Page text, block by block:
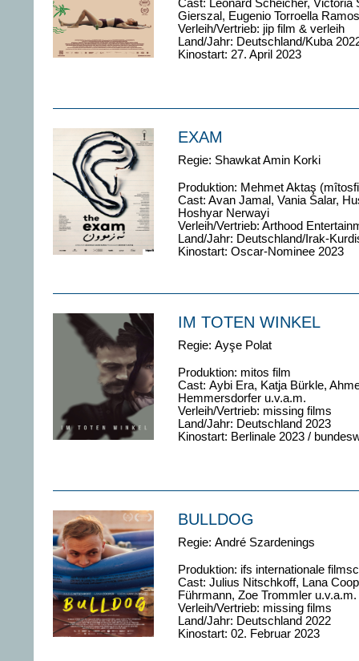
Cast: Leonard Scheicher, Victoria
Gierszal, Eugenio Torroella
Verleih/Vertrieb: jip film & verleih
Land/Jahr: Deutschland/Kuba
Kinostart: 27. April 2023
EXAM
Regie: Shawkat Amin Korki
Produktion: Mehmet Aktaş
Cast: Avan Jamal, Vania Salar,
Hoshyar Nerwayi
Verleih/Vertrieb: Arthood
Land/Jahr: Deutschland/Irak-
Kinostart: Oscar-Nominee 2023
IM TOTEN WINKEL
Regie: Ayşe Polat
Produktion: mitos film
Cast: Aybi Era, Katja Bürkle,
Hemmersdorfer u.v.a.m.
Verleih/Vertrieb: missing films
Land/Jahr: Deutschland 2023
Kinostart: Berlinale 2023 /
BULLDOG
Regie: André Szardenings
Produktion: ifs internationale
Cast: Julius Nitschkoff, Lana
Führmann, Zoe Trommler u.v.a.m.
Verleih/Vertrieb: missing films
Land/Jahr: Deutschland 2022
Kinostart: 02. Februar 2023